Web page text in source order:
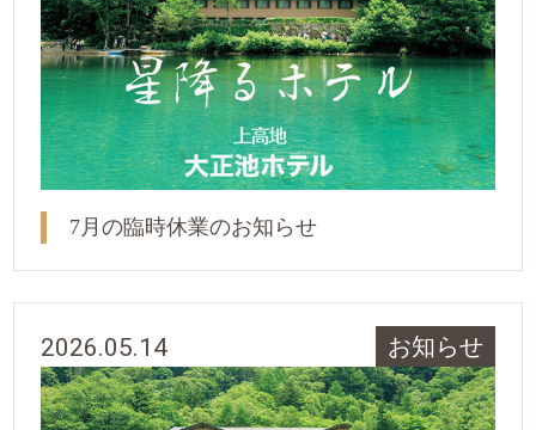
7月の臨時休業のお知らせ
2026.05.14 お知らせ